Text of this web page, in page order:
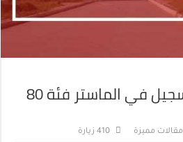
الإعلان عن فتح التسجيل في الماستر فئة 80
مقالات مميزة 410 زيارة